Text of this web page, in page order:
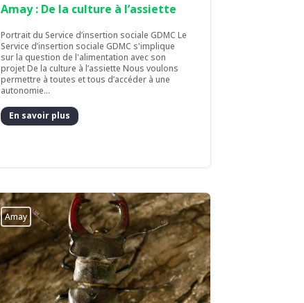
Amay : De la culture à l’assiette
Portrait du Service d’insertion sociale GDMC Le
Service d’insertion sociale GDMC s'implique
sur la question de l'alimentation avec son
projet De la culture à l’assiette Nous voulons
permettre à toutes et tous d’accéder à une
autonomie...
En savoir plus
Amay